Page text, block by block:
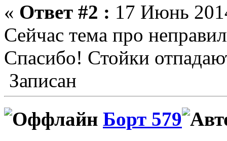
« Ответ #2 : 17 Июнь
Сейчас тема про
Спасибо! Стойки
Записан
Борт 579